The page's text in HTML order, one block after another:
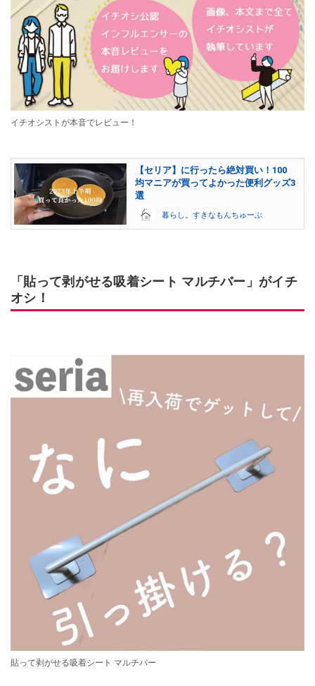
イチオシストが本音でレビュー！
【セリア】に行ったら絶対買い！100
均マニアが買ってよかった便利グッズ3
選
暮らし。すきなもんちゅーぶ
「貼って剥がせる吸着シート マルチバー」がイチ
オシ！
貼って剥がせる吸着シート マルチバー